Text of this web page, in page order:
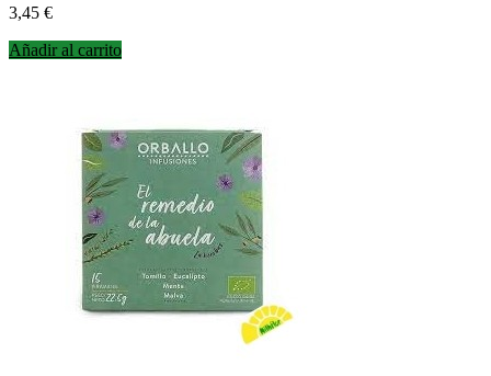
Precio
3,45 €
Añadir al carrito